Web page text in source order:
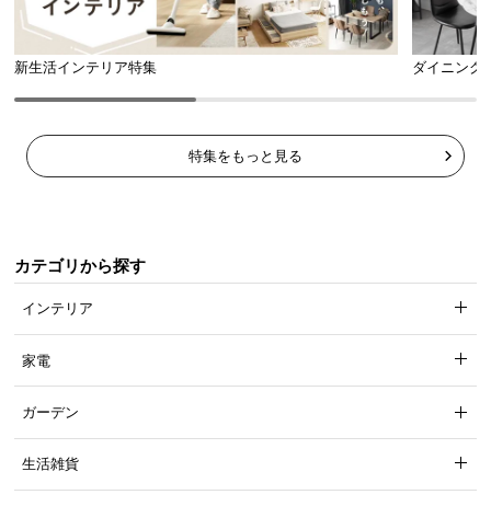
新生活インテリア特集 ダイニング
特集をもっと見る
カテゴリから探す
インテリア
家電
ガーデン
生活雑貨